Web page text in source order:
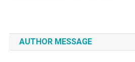
AUTHOR MESSAGE